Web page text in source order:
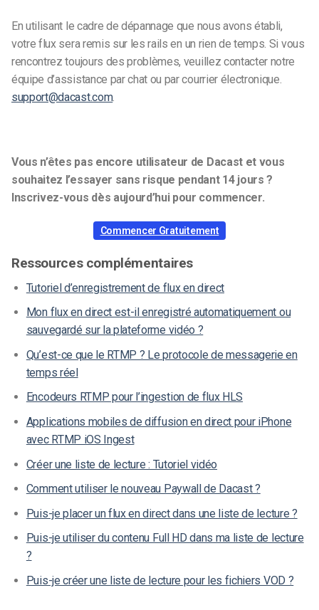
En utilisant le cadre de dépannage que nous avons établi,
votre flux sera remis sur les rails en un rien de temps. Si vous
rencontrez toujours des problèmes, veuillez contacter notre
équipe d’assistance par chat ou par courrier électronique.
support@dacast.com.
Vous n’êtes pas encore utilisateur de Dacast et vous
souhaitez l’essayer sans risque pendant 14 jours ?
Inscrivez-vous dès aujourd’hui pour commencer.
Commencer Gratuitement
Ressources complémentaires
Tutoriel d’enregistrement de flux en direct
Mon flux en direct est-il enregistré automatiquement ou
sauvegardé sur la plateforme vidéo ?
Qu’est-ce que le RTMP ? Le protocole de messagerie en
temps réel
Encodeurs RTMP pour l’ingestion de flux HLS
Applications mobiles de diffusion en direct pour iPhone
avec RTMP iOS Ingest
Créer une liste de lecture : Tutoriel vidéo
Comment utiliser le nouveau Paywall de Dacast ?
Puis-je placer un flux en direct dans une liste de lecture ?
Puis-je utiliser du contenu Full HD dans ma liste de lecture
?
Puis-je créer une liste de lecture pour les fichiers VOD ?